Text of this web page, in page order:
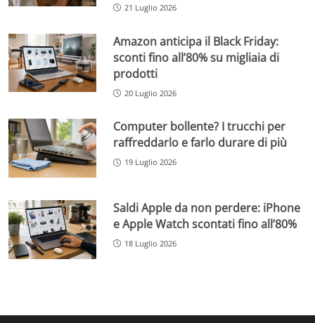
21 Luglio 2026
Amazon anticipa il Black Friday:
sconti fino all’80% su migliaia di
prodotti
20 Luglio 2026
Computer bollente? I trucchi per
raffreddarlo e farlo durare di più
19 Luglio 2026
Saldi Apple da non perdere: iPhone
e Apple Watch scontati fino all’80%
18 Luglio 2026